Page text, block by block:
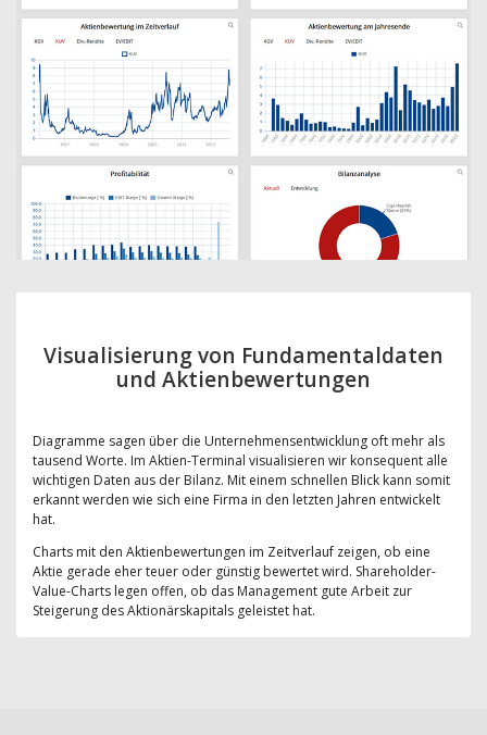
Visualisierung von Fundamentaldaten
und Aktienbewertungen
Diagramme sagen über die Unternehmensentwicklung oft mehr als
tausend Worte. Im Aktien-Terminal visualisieren wir konsequent alle
wichtigen Daten aus der Bilanz. Mit einem schnellen Blick kann somit
erkannt werden wie sich eine Firma in den letzten Jahren entwickelt
hat.
Charts mit den Aktienbewertungen im Zeitverlauf zeigen, ob eine
Aktie gerade eher teuer oder günstig bewertet wird. Shareholder-
Value-Charts legen offen, ob das Management gute Arbeit zur
Steigerung des Aktionärskapitals geleistet hat.